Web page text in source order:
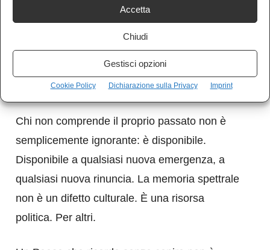
Accetta
Chiudi
Gestisci opzioni
Cookie Policy Dichiarazione sulla Privacy Imprint
comunicativamente come minaccia indistinta e
inevitabile. Il risultato è una società che teme il
presente e non riesce più a immaginare il
Chi non comprende il proprio passato non è
semplicemente ignorante: è disponibile.
Disponibile a qualsiasi nuova emergenza, a
qualsiasi nuova rinuncia. La memoria spettrale
non è un difetto culturale. È una risorsa
politica. Per altri.